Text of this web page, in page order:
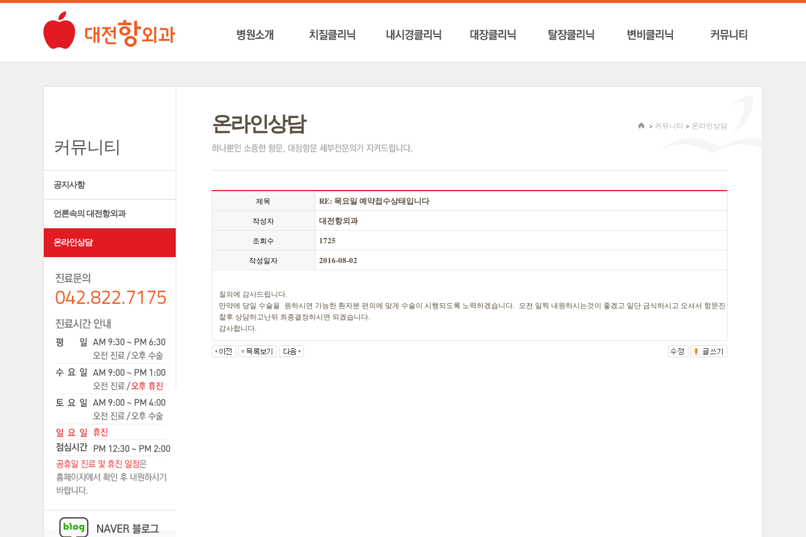
커뮤니티
공지사항
언론속의 대전항외과
온라인상담
온라인상담 > 커뮤니티 > 온라인상담
제목 RE: 목요일 예약접수상태입니다
작성자 대전항외과
조회수 1725
작성일자 2016-08-02
질의에 감사드립니다.
만약에 당일 수술을 원하시면 가능한 환자분 편의에 맞게 수술이 시행되도록 노력하겠습니다. 오전 일찍 내원하시는것이 좋겠고 일단 금식하시고 오셔서 항문진
찰후 상담하고난뒤 최종결정하시면 되겠습니다.
감사합니다.